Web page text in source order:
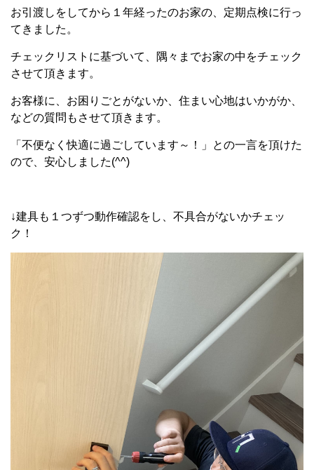
お引渡しをしてから１年経ったのお家の、定期点検に行っ
てきました。
チェックリストに基づいて、隅々までお家の中をチェック
させて頂きます。
お客様に、お困りごとがないか、住まい心地はいかがか、
などの質問もさせて頂きます。
「不便なく快適に過ごしています～！」との一言を頂けた
ので、安心しました(^^)
↓建具も１つずつ動作確認をし、不具合がないかチェッ
ク！